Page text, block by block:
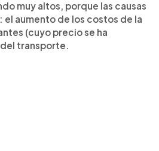
muy altos, porque las causas
el aumento de los costos de la
(cuyo precio se ha
transporte.